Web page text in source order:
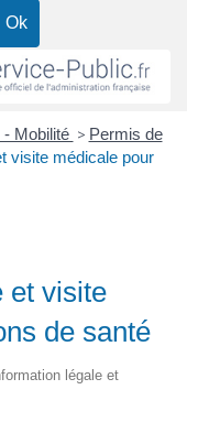
Mobilité > Permis de
visite médicale pour
et visite
de santé
légale et